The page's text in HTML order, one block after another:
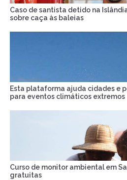
Caso de santista detido na
sobre caça às baleias
Esta plataforma ajuda cidades e
para eventos climáticos extremos
Curso de monitor ambiental em
gratuitas